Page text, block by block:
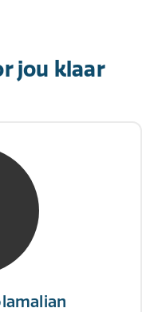
jou klaar
wind niet kunt
de stand van je